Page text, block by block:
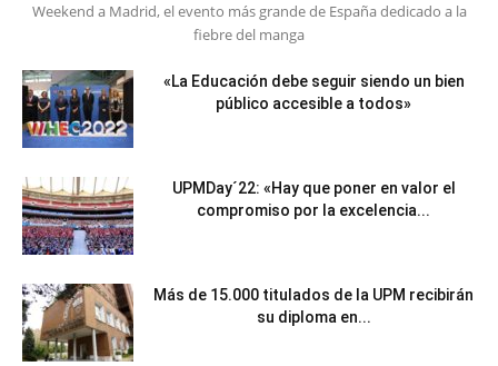
Weekend a Madrid, el evento más grande de España dedicado a la
fiebre del manga
«La Educación debe seguir siendo un bien
público accesible a todos»
UPMDay´22: «Hay que poner en valor el
compromiso por la excelencia...
Más de 15.000 titulados de la UPM recibirán
su diploma en...